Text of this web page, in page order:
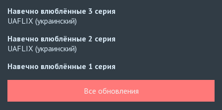
Навечно влюблённые 3 серия
UAFLIX (украинский)
Навечно влюблённые 2 серия
UAFLIX (украинский)
Навечно влюблённые 1 серия
Навечно влюблённые7 серия
Русские субтитры
Все обновления